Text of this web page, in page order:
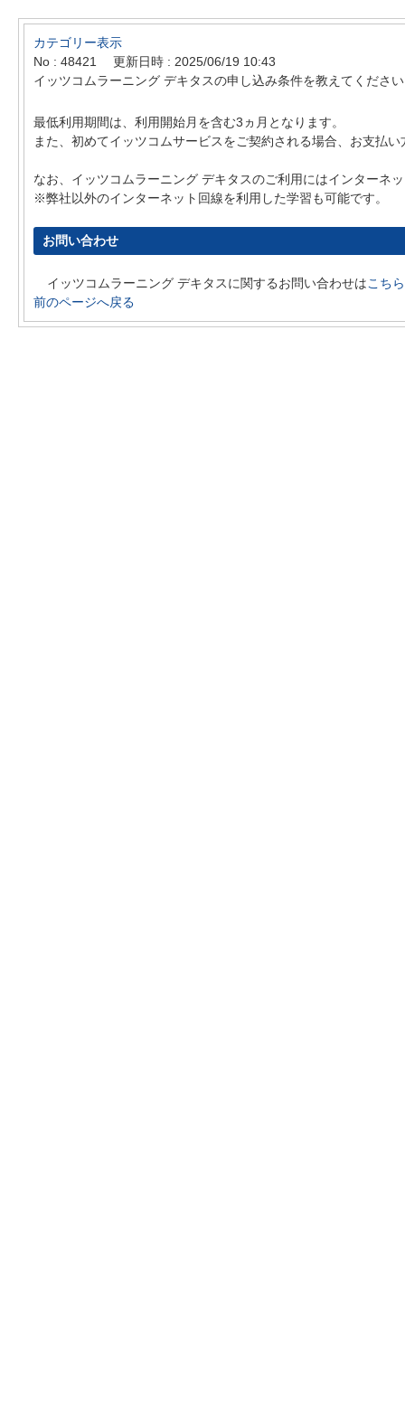
カテゴリー表示
No : 48421
更新日時 : 2025/06/19 10:43
イッツコムラーニング デキタスの申し込み条件を教えてくださ
最低利用期間は、利用開始月を含む3ヵ月となります。
また、初めてイッツコムサービスをご契約される場合、お支払
なお、イッツコムラーニング デキタスのご利用にはインターネ
※弊社以外のインターネット回線を利用した学習も可能です。
お問い合わせ
イッツコムラーニング デキタスに関するお問い合わせはこち
前のページへ戻る